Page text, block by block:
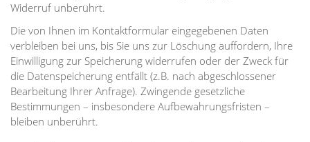
Widerruf unberührt.
Die von Ihnen im Kontaktformular eingegebenen Daten
verbleiben bei uns, bis Sie uns zur Löschung auffordern, Ihre
Einwilligung zur Speicherung widerrufen oder der Zweck für
die Datenspeicherung entfällt (z.B. nach abgeschlossener
Bearbeitung Ihrer Anfrage). Zwingende gesetzliche
Bestimmungen – insbesondere Aufbewahrungsfristen –
bleiben unberührt.